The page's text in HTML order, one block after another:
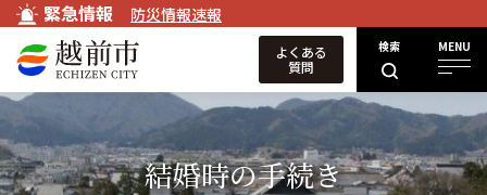
緊急情報 防災情報速報
検索 MENU
よくある
質問
結婚時の手続き